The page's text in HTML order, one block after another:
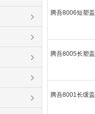
腾吾8006短塑盖
腾吾8005长塑盖
腾吾8001长缓盖